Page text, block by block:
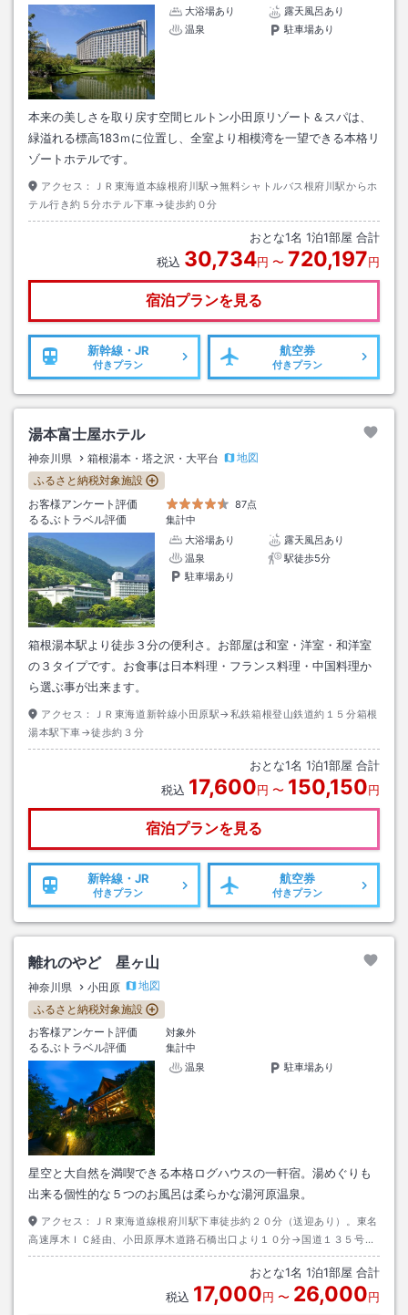
大浴場あり
露天風呂あり
温泉
駐車場あり
本来の美しさを取り戻す空間ヒルトン小田原リゾート＆スパは、
緑溢れる標高183ｍに位置し、全室より相模湾を一望できる本格リ
ゾートホテルです。
アクセス：
ＪＲ東海道本線根府川駅→無料シャトルバス根府川駅からホ
テル行き約５分ホテル下車→徒歩約０分
おとな1名 1泊1部屋 合計
税込 30,734円 〜 720,197円
宿泊プランを見る
新幹線・JR
付きプラン
航空券
付きプラン
湯本富士屋ホテル
神奈川県 箱根湯本・塔之沢・大平台
地図
ふるさと納税対象施設
お客様アンケート評価
87点
るるぶトラベル評価
集計中
大浴場あり
露天風呂あり
温泉
駅徒歩5分
駐車場あり
箱根湯本駅より徒歩３分の便利さ。お部屋は和室・洋室・和洋室
の３タイプです。お食事は日本料理・フランス料理・中国料理か
ら選ぶ事が出来ます。
アクセス：
ＪＲ東海道新幹線小田原駅→私鉄箱根登山鉄道約１５分箱根
湯本駅下車→徒歩約３分
おとな1名 1泊1部屋 合計
税込 17,600円 〜 150,150円
宿泊プランを見る
新幹線・JR
付きプラン
航空券
付きプラン
離れのやど 星ヶ山
神奈川県 小田原
地図
ふるさと納税対象施設
お客様アンケート評価
対象外
るるぶトラベル評価
集計中
温泉
駐車場あり
星空と大自然を満喫できる本格ログハウスの一軒宿。湯めぐりも
出来る個性的な５つのお風呂は柔らかな湯河原温泉。
アクセス：
ＪＲ東海道線根府川駅下車徒歩約２０分（送迎あり）。東名
高速厚木ＩＣ経由、小田原厚木道路石橋出口より１０分→国道１３５号線
から７４０号へ。看板を目印に右折、坂道を上る。
おとな1名 1泊1部屋 合計
税込 17,000円 〜 26,000円